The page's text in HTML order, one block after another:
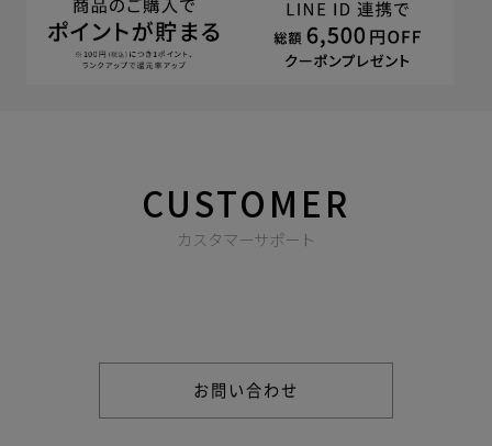
CUSTOMER
カスタマーサポート
お問い合わせ